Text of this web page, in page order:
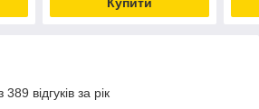
відгуків за рік